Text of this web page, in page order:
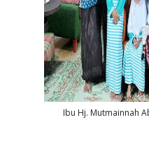
Ibu Hj. Mutmainnah